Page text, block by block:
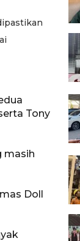
Tony
masih
Doll